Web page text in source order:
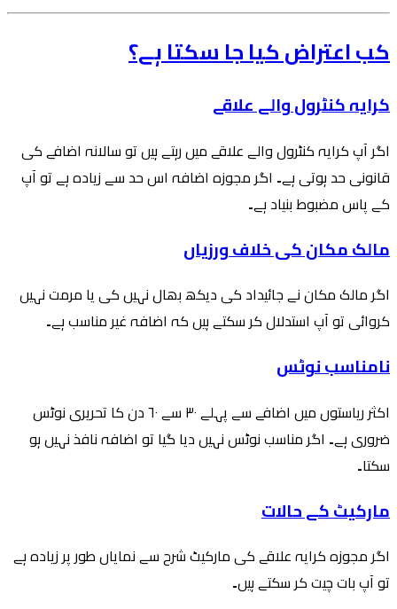
کب اعتراض کیا جا سکتا ہے؟
کرایہ کنٹرول والے علاقے
اگر آپ کرایہ کنٹرول والے علاقے میں رہتے ہیں تو سالانہ اضافے کی
قانونی حد ہوتی ہے۔ اگر مجوزہ اضافہ اس حد سے زیادہ ہے تو آپ
کے پاس مضبوط بنیاد ہے۔
مالک مکان کی خلاف ورزیاں
اگر مالک مکان نے جائیداد کی دیکھ بھال نہیں کی یا مرمت نہیں
کروائی تو آپ استدلال کر سکتے ہیں کہ اضافہ غیر مناسب ہے۔
نامناسب نوٹس
اکثر ریاستوں میں اضافے سے پہلے ۳۰ سے ۶۰ دن کا تحریری نوٹس
ضروری ہے۔ اگر مناسب نوٹس نہیں دیا گیا تو اضافہ نافذ نہیں ہو
سکتا۔
مارکیٹ کے حالات
اگر مجوزہ کرایہ علاقے کی مارکیٹ شرح سے نمایاں طور پر زیادہ ہے
تو آپ بات چیت کر سکتے ہیں۔